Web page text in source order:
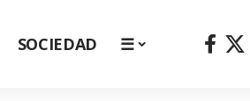
SOCIEDAD ☰